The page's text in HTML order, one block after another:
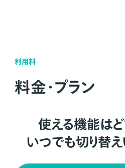
利用料
料金・プラン
使える機能はど
いつでも切り替え